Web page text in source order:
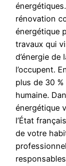
rénovation
énergétique
travaux qui
d’énergie
l’occupent.
plus de 30
humaine.
énergétique
l’État
de votre